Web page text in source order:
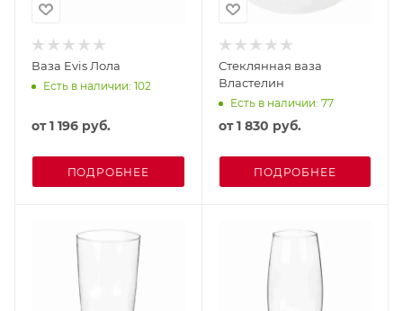
Ваза Evis Лола
Есть в наличии: 102
от1 196 руб.
ПОДРОБНЕЕ
Стеклянная ваза
Властелин
Есть в наличии: 77
от1 830 руб.
ПОДРОБНЕЕ